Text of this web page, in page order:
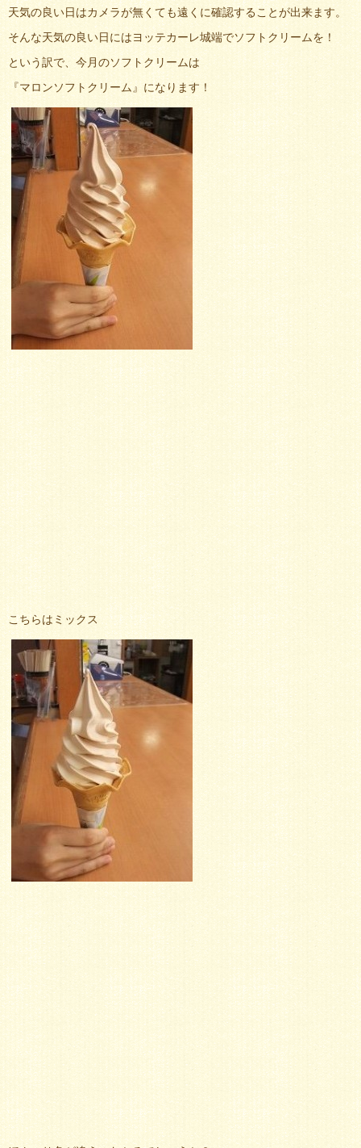
天気の良い日はカメラが無くても遠くに確認することが出来ます。
そんな天気の良い日にはヨッテカーレ城端でソフトクリームを！
という訳で、今月のソフトクリームは
『マロンソフトクリーム』になります！
こちらはミックス